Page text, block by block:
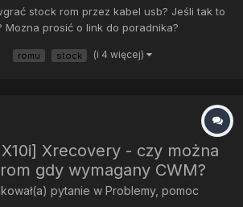
stock rom przez kabel usb? Jeśli tak to
Mozna prosić o link do poradnika?
romu stock (i 4 więcej)
Xrecovery - czy można
gdy wymagany CWM?
pytanie w Problemy, pomoc